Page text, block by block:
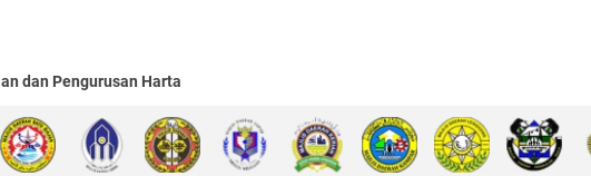
dan Pengurusan Harta